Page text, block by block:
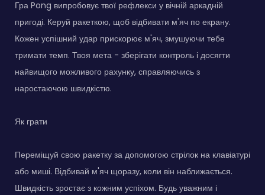
Гра Pong випробовує твої рефлекси у вічній аркадній
пригоді. Керуй ракеткою, щоб відбивати м'яч по екрану.
Кожен успішний удар прискорює м'яч, змушуючи тебе
тримати темп. Твоя мета - зберігати контроль і досягти
найвищого можливого рахунку, справляючись з
наростаючою швидкістю.
Як грати
Переміщуй свою ракетку за допомогою стрілок на клавіатурі
або миші. Відбивай м'яч щоразу, коли він наближається.
Швидкість зростає з кожним успіхом. Будь уважним і